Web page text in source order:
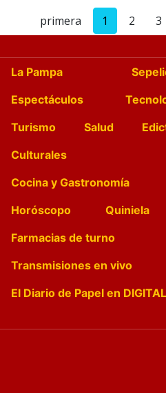
primera 1 2 3
La Pampa
Espectáculos
Turismo
Salud
Culturales
Cocina y Gastronomía
Horóscopo
Quiniela
Farmacias de turno
Transmisiones en vivo
El Diario de Papel en DIGITAL